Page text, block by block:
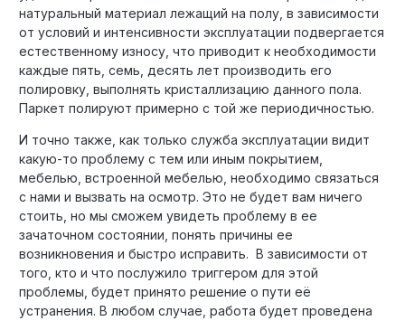
натуральный материал лежащий на полу, в зависимости
от условий и интенсивности эксплуатации подвергается
естественному износу, что приводит к необходимости
каждые пять, семь, десять лет производить его
полировку, выполнять кристаллизацию данного пола.
Паркет полируют примерно с той же периодичностью.
И точно также, как только служба эксплуатации видит
какую-то проблему с тем или иным покрытием,
мебелью, встроенной мебелью, необходимо связаться
с нами и вызвать на осмотр. Это не будет вам ничего
стоить, но мы сможем увидеть проблему в ее
зачаточном состоянии, понять причины ее
возникновения и быстро исправить. В зависимости от
того, кто и что послужило триггером для этой
проблемы, будет принято решение о пути её
устранения. В любом случае, работа будет проведена